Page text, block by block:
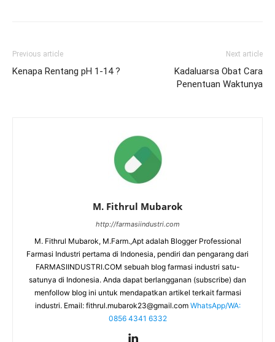
Previous article
Kenapa Rentang pH 1-14 ?
Next article
Kadaluarsa Obat Cara
Penentuan Waktunya
M. Fithrul Mubarok
http://farmasiindustri.com
M. Fithrul Mubarok, M.Farm.,Apt adalah Blogger Professional
Farmasi Industri pertama di Indonesia, pendiri dan pengarang dari
FARMASIINDUSTRI.COM sebuah blog farmasi industri satu-
satunya di Indonesia. Anda dapat berlangganan (subscribe) dan
menfollow blog ini untuk mendapatkan artikel terkait farmasi
industri. Email: fithrul.mubarok23@gmail.com WhatsApp/WA:
0856 4341 6332